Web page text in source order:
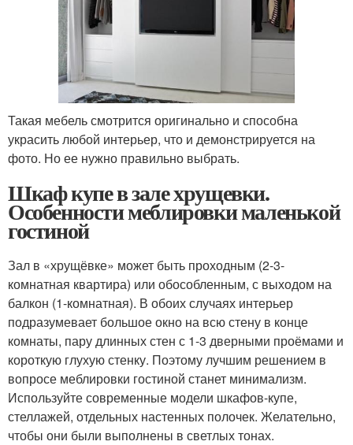
Такая мебель смотрится оригинально и способна
украсить любой интерьер, что и демонстрируется на
фото. Но ее нужно правильно выбрать.
Шкаф купе в зале хрущевки.
Особенности меблировки маленькой
гостиной
Зал в «хрущёвке» может быть проходным (2-3-
комнатная квартира) или обособленным, с выходом на
балкон (1-комнатная). В обоих случаях интерьер
подразумевает большое окно на всю стену в конце
комнаты, пару длинных стен с 1-3 дверными проёмами и
короткую глухую стенку. Поэтому лучшим решением в
вопросе меблировки гостиной станет минимализм.
Используйте современные модели шкафов-купе,
стеллажей, отдельных настенных полочек. Желательно,
чтобы они были выполнены в светлых тонах.